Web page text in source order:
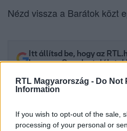
RTL Magyarország - Do Not
Information
If you wish to opt-out of the sale,
processing of your personal or
Nézd vissza a Barátok közt
Itt állítsd be, hogy az
legyen a Google-